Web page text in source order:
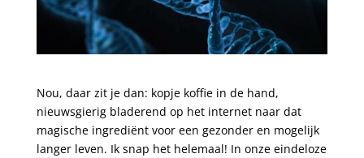
Nou, daar zit je dan: kopje koffie in de hand,
nieuwsgierig bladerend op het internet naar dat
magische ingrediënt voor een gezonder en mogelijk
langer leven. Ik snap het helemaal! In onze eindeloze